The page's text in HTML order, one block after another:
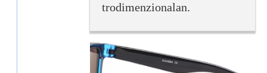
trodimenzionalan.